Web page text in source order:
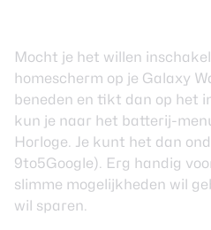
Mocht je het willen
homescherm op je Galaxy
beneden en tikt dan op het
kun je naar het batterij-
Horloge. Je kunt het dan
9to5Google). Erg handig
slimme mogelijkheden wil
wil sparen.